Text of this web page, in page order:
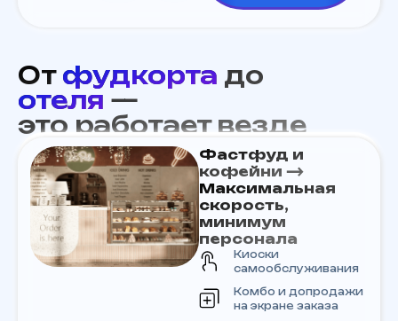
От фудкорта до
отеля —
это работает везде
Фастфуд и
кофейни ⟶
Максимальная
скорость,
минимум
персонала
Киоски
самообслуживания
Комбо и допродажи
на экране заказа